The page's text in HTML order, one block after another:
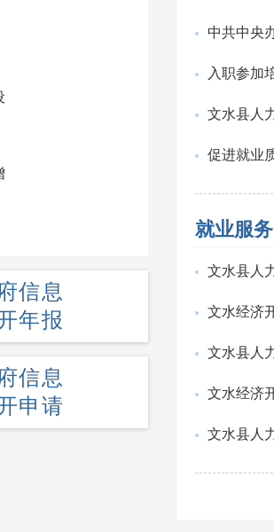
公开
信息公开
信息
年报
信息
申请
中共中央
入职参加
文水县人
促进就业
就业服务
文水县人
文水经济
文水县人
文水经济
文水县人